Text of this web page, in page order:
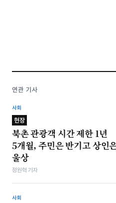
연관 기사
사회
현장
북촌 관광객 시간 제한 1년
5개월, 주민은 반기고 상인
울상
정원혁 기자
사회